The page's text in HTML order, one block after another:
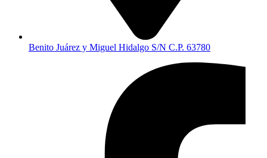
Benito Juárez y Miguel Hidalgo S/N C.P. 63780